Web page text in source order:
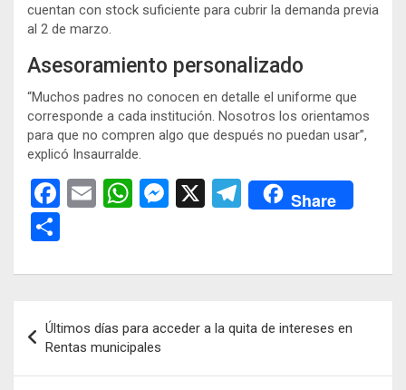
cuentan con stock suficiente para cubrir la demanda previa
al 2 de marzo.
Asesoramiento personalizado
“Muchos padres no conocen en detalle el uniforme que
corresponde a cada institución. Nosotros los orientamos
para que no compren algo que después no puedan usar”,
explicó Insaurralde.
F
b
o
k
E
W
s
p
p
M
n
er
X
T
gr
m
Share
m
p
ar
tir
Navegación
de
entradas
Últimos días para acceder a la quita de intereses en
Rentas municipales